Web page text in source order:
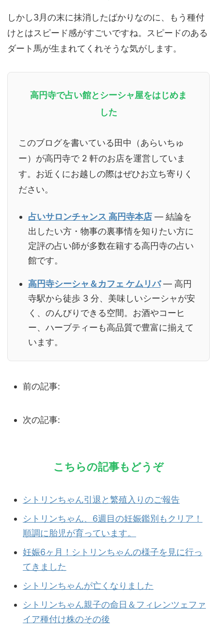
しかし3月の末に抹消したばかりなのに、もう種付
けとはスピード感がすごいですね。スピードのある
ダート馬が生まれてくれそうな気がします。
高円寺で占い館とシーシャ屋をはじめま
した
このブログを書いている田中（あらいちゅ
ー）が高円寺で 2 軒のお店を運営していま
す。お近くにお越しの際はぜひお立ち寄りく
ださい。
占いサロンチャンス 高円寺本店— 結論を
出したい方・物事の裏事情を知りたい方に
定評の占い師が多数在籍する高円寺の占い
館です。
高円寺シーシャ＆カフェ ケムリバ— 高円
寺駅から徒歩 3 分、美味しいシーシャが安
く、のんびりできる空間。お酒やコーヒ
ー、ハーブティーも高品質で豊富に揃えて
います。
前の記事:
次の記事:
こちらの記事もどうぞ
シトリンちゃん引退と繁殖入りのご報告
シトリンちゃん、6週目の妊娠鑑別もクリア！
順調に胎児が育っています。
妊娠6ヶ月！シトリンちゃんの様子を見に行っ
てきました
シトリンちゃんが亡くなりました
シトリンちゃん親子の命日＆フィレンツェファ
イア種付け株のその後